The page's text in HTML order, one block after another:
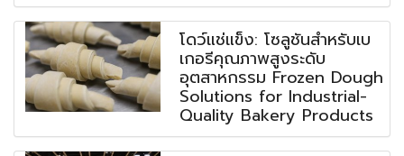
โดว์แช่แข็ง: โซลูชันสำหรับเบ
เกอรีคุณภาพสูงระดับ
อุตสาหกรรม Frozen Dough
Solutions for Industrial-
Quality Bakery Products